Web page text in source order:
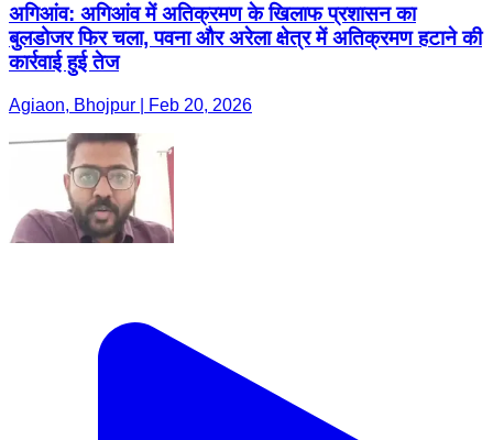
अगिआंव: अगिआंव में अतिक्रमण के खिलाफ प्रशासन का
बुलडोजर फिर चला, पवना और अरेला क्षेत्र में अतिक्रमण हटाने की
कार्रवाई हुई तेज
Agiaon, Bhojpur | Feb 20, 2026